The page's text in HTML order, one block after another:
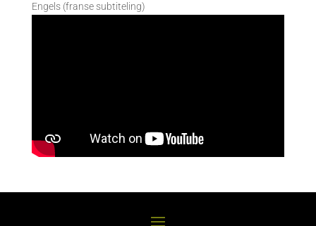
Engels (franse subtiteling)